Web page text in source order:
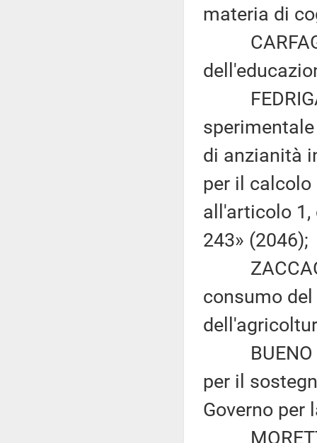
materia di
FEDRIGA:
di anzianità
per il
all'articolo
243» (2046);
consumo
BUENO e
per il
Governo per
MORETTI